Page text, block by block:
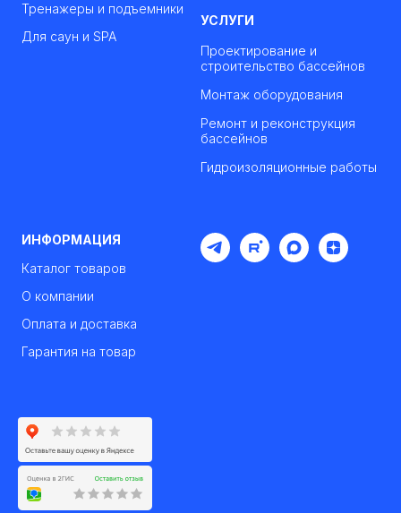
Тренажеры и подъемники
Для саун и SPA
УСЛУГИ
Проектирование и
строительство бассейнов
Монтаж оборудования
Ремонт и реконструкция
бассейнов
Гидроизоляционные работы
ИНФОРМАЦИЯ
Каталог товаров
О компании
Оплата и доставка
Гарантия на товар